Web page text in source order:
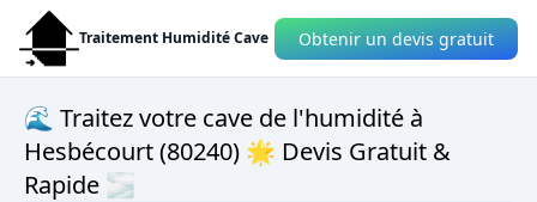
Traitement Humidité Cave Obtenir un devis gratuit
🌊 Traitez votre cave de l'humidité à
Hesbécourt (80240) 🌟 Devis Gratuit &
Rapide 🌫